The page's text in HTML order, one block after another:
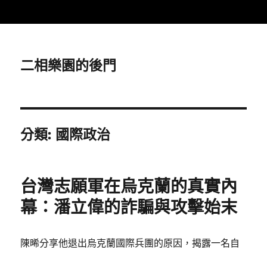
二相樂園的後門
分類: 國際政治
台灣志願軍在烏克蘭的真實內
幕：潘立偉的詐騙與攻擊始末
陳晞分享他退出烏克蘭國際兵團的原因，揭露一名自